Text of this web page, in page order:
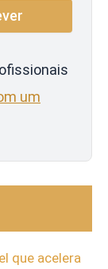
um
que acelera